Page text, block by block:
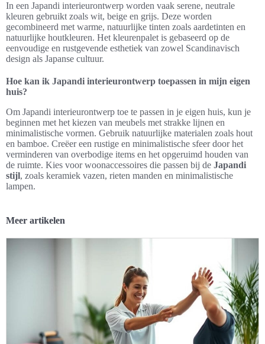
In een Japandi interieurontwerp worden vaak serene, neutrale
kleuren gebruikt zoals wit, beige en grijs. Deze worden
gecombineerd met warme, natuurlijke tinten zoals aardetinten en
natuurlijke houtkleuren. Het kleurenpalet is gebaseerd op de
eenvoudige en rustgevende esthetiek van zowel Scandinavisch
design als Japanse cultuur.
Hoe kan ik Japandi interieurontwerp toepassen in mijn eigen
huis?
Om Japandi interieurontwerp toe te passen in je eigen huis, kun je
beginnen met het kiezen van meubels met strakke lijnen en
minimalistische vormen. Gebruik natuurlijke materialen zoals hout
en bamboe. Creëer een rustige en minimalistische sfeer door het
verminderen van overbodige items en het opgeruimd houden van
de ruimte. Kies voor woonaccessoires die passen bij de Japandi
stijl, zoals keramiek vazen, rieten manden en minimalistische
lampen.
Meer artikelen